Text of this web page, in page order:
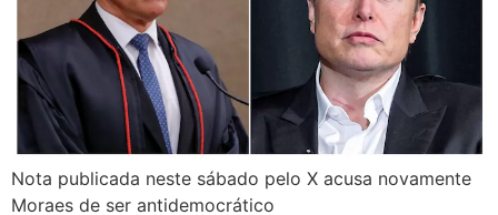
Nota publicada neste sábado pelo X acusa novamente
Moraes de ser antidemocrático